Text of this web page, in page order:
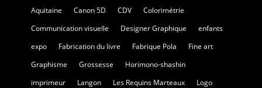
Aquitaine Canon 5D CDV
Colorimétrie
Communication visuelle
Designer Graphique
enfants
expo
Fabrication du livre Fabrique Pola
Fine art
Graphisme
Grossesse
Horimono-shashin
imprimeur
Langon Les Requins Marteaux
Logo